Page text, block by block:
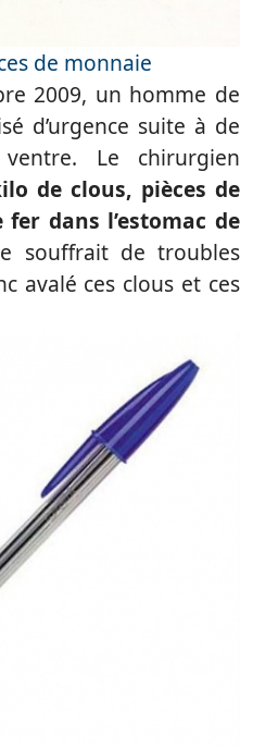
de monnaie
2009, un homme de
d’urgence suite à de
Le chirurgien
de clous, pièces de
dans l’estomac de
souffrait de troubles
avalé ces clous et ces